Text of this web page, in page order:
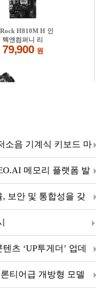
소음 기계식 키보드 마
메모리 플랫폼 발
보안 및 통합성을 갖
츠 ‘UP투게더’ 업데
티어급 개방형 모델